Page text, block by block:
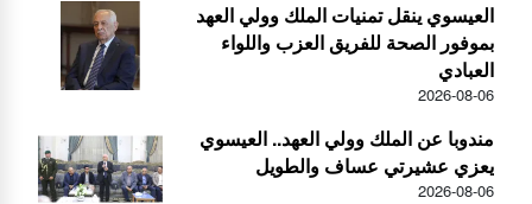
العيسوي ينقل تمنيات الملك وولي العهد
بموفور الصحة للفريق العزب واللواء
العبادي
2026-08-06
مندوبا عن الملك وولي العهد.. العيسوي
يعزي عشيرتي عساف والطويل
2026-08-06